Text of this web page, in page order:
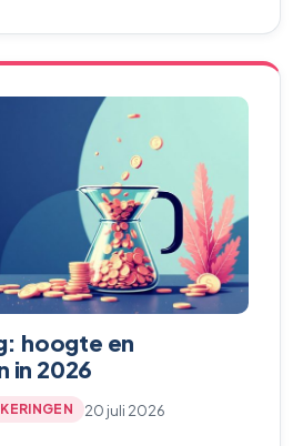
hoogte en
in 2026
20 juli 2026